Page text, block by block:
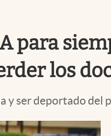
para
los
y ser deportado del